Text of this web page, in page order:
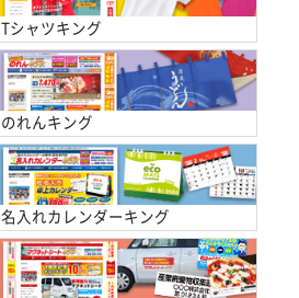
Tシャツキング
のれんキング
名入れカレンダーキング